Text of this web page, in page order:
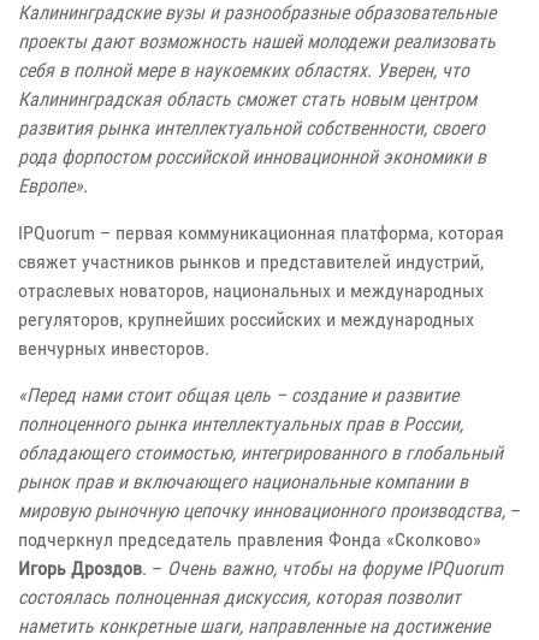
Калининградские вузы и разнообразные образовательные
проекты дают возможность нашей молодежи реализовать
себя в полной мере в наукоемких областях. Уверен, что
Калининградская область сможет стать новым центром
развития рынка интеллектуальной собственности, своего
рода форпостом российской инновационной экономики в
Европе».
IPQuorum – первая коммуникационная платформа, которая
свяжет участников рынков и представителей индустрий,
отраслевых новаторов, национальных и международных
регуляторов, крупнейших российских и международных
венчурных инвесторов.
«Перед нами стоит общая цель – создание и развитие
полноценного рынка интеллектуальных прав в России,
обладающего стоимостью, интегрированного в глобальный
рынок прав и включающего национальные компании в
мировую рыночную цепочку инновационного производства, –
подчеркнул председатель правления Фонда «Сколково»
Игорь Дроздов. – Очень важно, чтобы на форуме IPQuorum
состоялась полноценная дискуссия, которая позволит
наметить конкретные шаги, направленные на достижение